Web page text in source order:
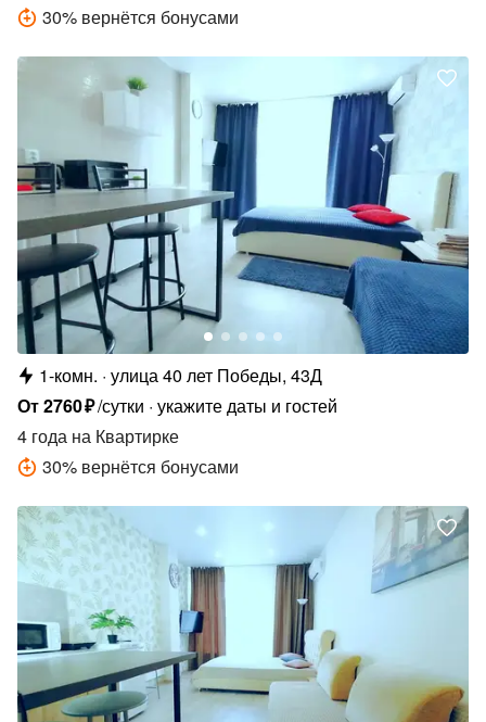
30% вернётся бонусами
1-комн. улица 40 лет Победы, 43Д
От2760₽/сутки укажите даты и гостей
4 года на Квартирке
30% вернётся бонусами